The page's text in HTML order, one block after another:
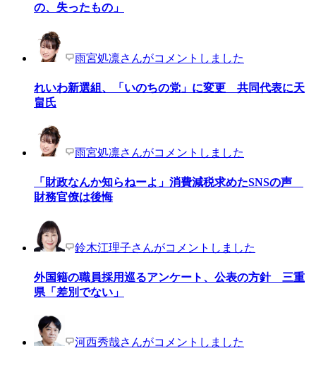
の、失ったもの」
雨宮処凛さんがコメントしました
れいわ新選組、「いのちの党」に変更 共同代表に天
畠氏
雨宮処凛さんがコメントしました
「財政なんか知らねーよ」消費減税求めたSNSの声
財務官僚は後悔
鈴木江理子さんがコメントしました
外国籍の職員採用巡るアンケート、公表の方針 三重
県「差別でない」
河西秀哉さんがコメントしました